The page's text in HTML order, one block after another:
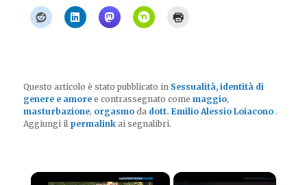
Questo articolo è stato pubblicato in Sessualità, identità di
genere e amore e contrassegnato comemaggio,
masturbazione, orgasmo da dott. Emilio Alessio Loiacono .
Aggiungi il permalink ai segnalibri.
×